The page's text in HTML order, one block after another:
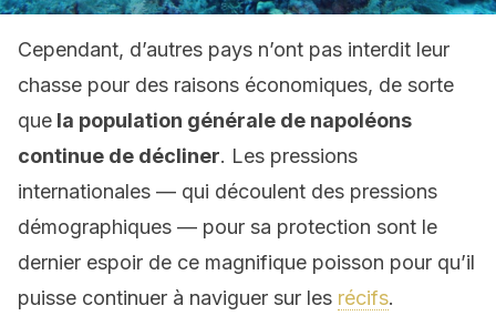
Cependant, d’autres pays n’ont pas interdit leur
chasse pour des raisons économiques, de sorte
que la population générale de napoléons
continue de décliner. Les pressions
internationales — qui découlent des pressions
démographiques — pour sa protection sont le
dernier espoir de ce magnifique poisson pour qu’il
puisse continuer à naviguer sur les récifs.